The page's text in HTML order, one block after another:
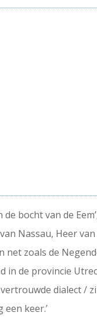
bocht van de
Nassau, Heer
zoals de
in de provincie
dialect /
keer.’